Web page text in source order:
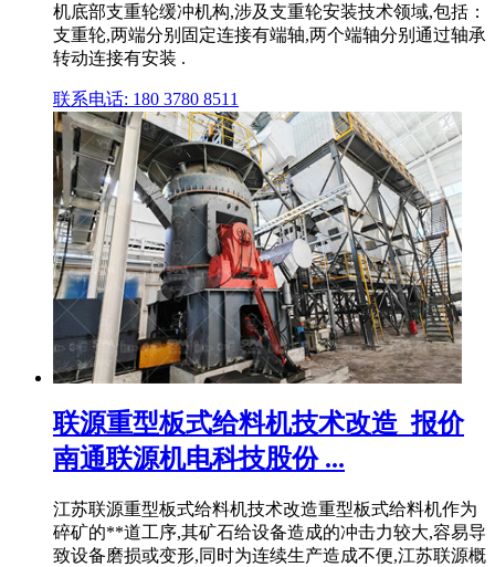
机底部支重轮缓冲机构,涉及支重轮安装技术领域,包括：
支重轮,两端分别固定连接有端轴,两个端轴分别通过轴承
转动连接有安装 .
联系电话: 180 3780 8511
联源重型板式给料机技术改造_报价
南通联源机电科技股份 ...
江苏联源重型板式给料机技术改造重型板式给料机作为
碎矿的**道工序,其矿石给设备造成的冲击力较大,容易导
致设备磨损或变形,同时为连续生产造成不便,江苏联源概